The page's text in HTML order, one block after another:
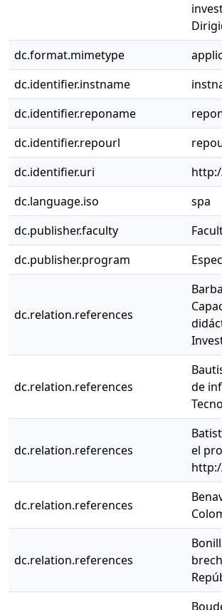
dc.format.mimetype
dc.identifier.instname
dc.identifier.reponame
dc.identifier.repourl
dc.identifier.uri
dc.language.iso
spa
dc.publisher.faculty
dc.publisher.program
dc.relation.references
dc.relation.references
de
dc.relation.references
el
dc.relation.references
dc.relation.references